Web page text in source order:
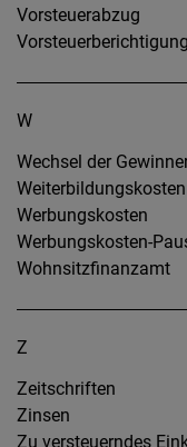
Vorsteuerabzug
Vorsteuerberichtigung
W
Wechsel der
Weiterbildungskosten
Werbungskosten
Werbungskosten-
Wohnsitzfinanzamt
Z
Zeitschriften
Zinsen
Zu versteuerndes